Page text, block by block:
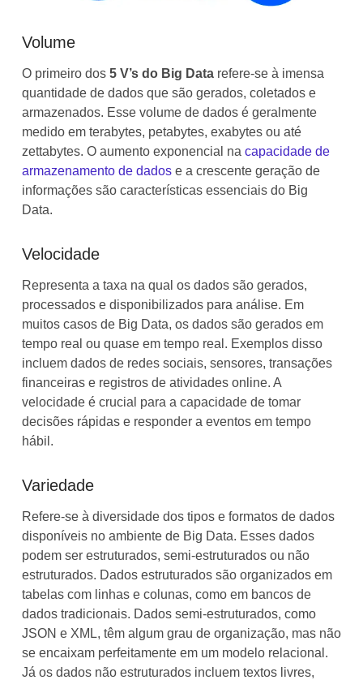
Volume
O primeiro dos 5 V’s do Big Data refere-se à imensa
quantidade de dados que são gerados, coletados e
armazenados. Esse volume de dados é geralmente
medido em terabytes, petabytes, exabytes ou até
zettabytes. O aumento exponencial na capacidade de
armazenamento de dados e a crescente geração de
informações são características essenciais do Big
Data.
Velocidade
Representa a taxa na qual os dados são gerados,
processados e disponibilizados para análise. Em
muitos casos de Big Data, os dados são gerados em
tempo real ou quase em tempo real. Exemplos disso
incluem dados de redes sociais, sensores, transações
financeiras e registros de atividades online. A
velocidade é crucial para a capacidade de tomar
decisões rápidas e responder a eventos em tempo
hábil.
Variedade
Refere-se à diversidade dos tipos e formatos de dados
disponíveis no ambiente de Big Data. Esses dados
podem ser estruturados, semi-estruturados ou não
estruturados. Dados estruturados são organizados em
tabelas com linhas e colunas, como em bancos de
dados tradicionais. Dados semi-estruturados, como
JSON e XML, têm algum grau de organização, mas não
se encaixam perfeitamente em um modelo relacional.
Já os dados não estruturados incluem textos livres,